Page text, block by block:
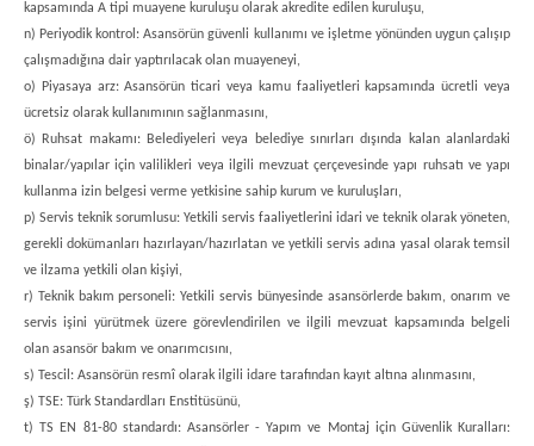
kapsamında A tipi muayene kuruluşu olarak akredite edilen kuruluşu,
n) Periyodik kontrol: Asansörün güvenli kullanımı ve işletme yönünden uygun çalışıp
çalışmadığına dair yaptırılacak olan muayeneyi,
o) Piyasaya arz: Asansörün ticari veya kamu faaliyetleri kapsamında ücretli veya
ücretsiz olarak kullanımının sağlanmasını,
ö) Ruhsat makamı: Belediyeleri veya belediye sınırları dışında kalan alanlardaki
binalar/yapılar için valilikleri veya ilgili mevzuat çerçevesinde yapı ruhsatı ve yapı
kullanma izin belgesi verme yetkisine sahip kurum ve kuruluşları,
p) Servis teknik sorumlusu: Yetkili servis faaliyetlerini idari ve teknik olarak yöneten,
gerekli dokümanları hazırlayan/hazırlatan ve yetkili servis adına yasal olarak temsil
ve ilzama yetkili olan kişiyi,
r) Teknik bakım personeli: Yetkili servis bünyesinde asansörlerde bakım, onarım ve
servis işini yürütmek üzere görevlendirilen ve ilgili mevzuat kapsamında belgeli
olan asansör bakım ve onarımcısını,
s) Tescil: Asansörün resmî olarak ilgili idare tarafından kayıt altına alınmasını,
ş) TSE: Türk Standardları Enstitüsünü,
t) TS EN 81-80 standardı: Asansörler - Yapım ve Montaj için Güvenlik Kuralları: